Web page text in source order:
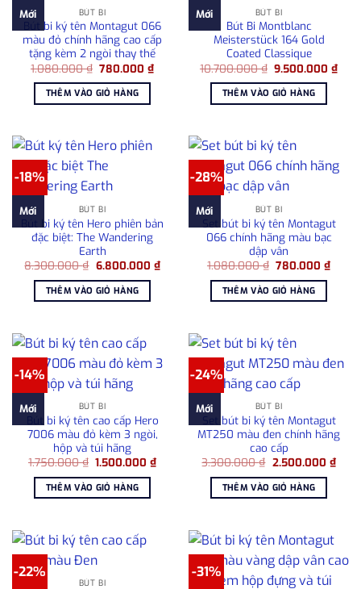
Mới BÚT BI
Bút bi ký tên Montagut 066
màu đỏ chính hãng cao cấp
tặng kèm 2 ngòi thay thế
1.080.000₫ Giá
là:
1.080.000 ₫.
780.000₫Giá
hiện
THÊM VÀO GIỎ HÀNG
Mới BÚT BI
Bút Bi Montblanc
Meisterstück 164 Gold
Coated Classique
10.700.000₫ Giá
là:
10.700.000 ₫.
9.500.000₫Giá
hiện
THÊM VÀO GIỎ HÀNG
-18%
Mới BÚT BI
Bút bi ký tên Hero phiên bản
đặc biệt: The Wandering
Earth
8.300.000₫ Giá
là:
8.300.000 ₫.
6.800.000 ₫Giá
hiện
6.800.000 ₫.
THÊM VÀO GIỎ HÀNG
-28%
Mới BÚT BI
Set bút bi ký tên Montagut
066 chính hãng màu bạc
dập vân
1.080.000₫ Giá
là:
1.080.000 ₫.
780.000₫Giá
hiện
THÊM VÀO GIỎ HÀNG
-14%
Mới BÚT BI
Bút bi ký tên cao cấp Hero
7006 màu đỏ kèm 3 ngòi,
hộp và túi hãng
1.750.000₫ Giá
là:
1.750.000 ₫.
1.500.000₫Giá
hiện
1.500.000 ₫.
THÊM VÀO GIỎ HÀNG
-24%
Mới BÚT BI
Set bút bi ký tên Montagut
MT250 màu đen chính hãng
cao cấp
3.300.000₫ Giá
là:
3.300.000 ₫.
2.500.000 ₫Giá
hiện
THÊM VÀO GIỎ HÀNG
-22%
BÚT BI
-31%